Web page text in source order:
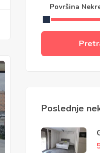
Površina
Poslednje